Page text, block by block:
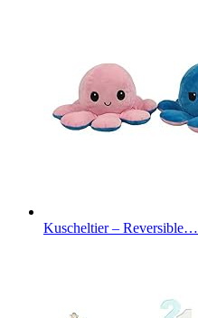
Kuscheltier – Reversible…